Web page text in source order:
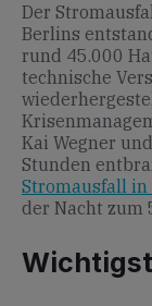
Der
Berlins
rund 45.000
technische
Kai Wegner
Stunden
Stromausfall
der Nacht zum